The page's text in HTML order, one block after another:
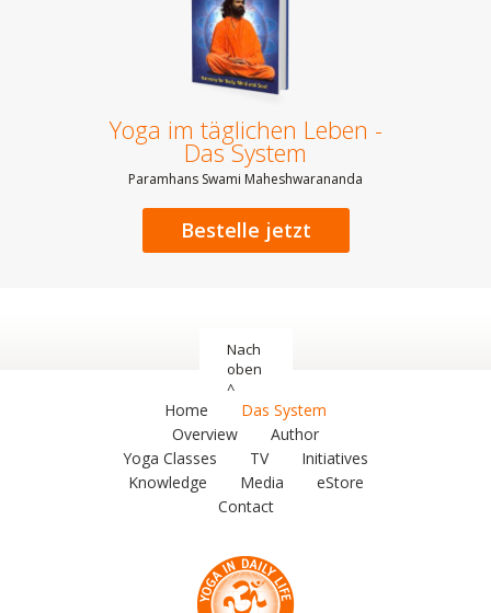
Yoga im täglichen Leben -
Das System
Paramhans Swami Maheshwarananda
Bestelle jetzt
Nach
oben
^
Home
Das System
Overview
Author
Yoga Classes
TV
Initiatives
Knowledge
Media
eStore
Contact